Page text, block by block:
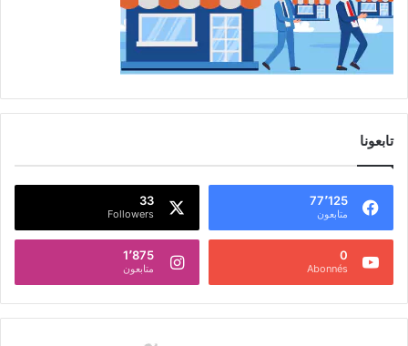
تابعونا
77٬125
متابعون
33
Followers
0
Abonnés
1٬875
متابعون